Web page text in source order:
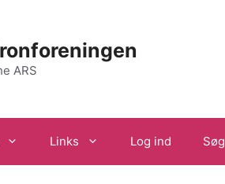
ARS
Links Log ind Søg